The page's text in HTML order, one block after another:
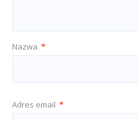
Nazwa *
Adres email *